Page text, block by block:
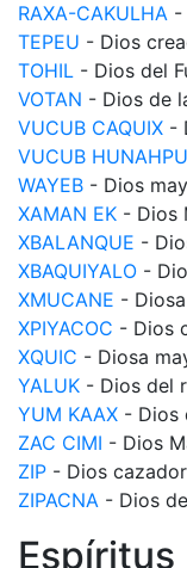
RAXA-CAKULHA -
TEPEU - Dios
TOHIL - Dios del
VOTAN - Dios de
VUCUB CAQUIX -
VUCUB HUNAHPU
WAYEB - Dios
XAMAN EK - Dios
XBALANQUE -
XBAQUIYALO -
XMUCANE -
XPIYACOC - Dios
XQUIC - Diosa
YALUK - Dios del
YUM KAAX - Dios
ZAC CIMI - Dios
ZIP - Dios
ZIPACNA - Dios